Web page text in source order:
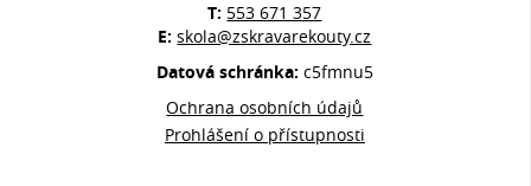
T: 553 671 357
E:skola@zskravarekouty.cz
Datová schránka: c5fmnu5
Ochrana osobních údajů
Prohlášení o přístupnosti